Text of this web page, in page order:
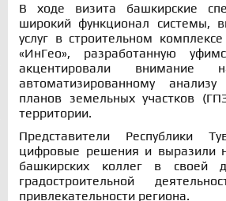
В ходе визита башкирские
широкий функционал системы,
услуг в строительном
«ИнГео», разработанную
акцентировали внимание
автоматизированному
планов земельных участков
территории.
Представители Республики
цифровые решения и выразили
башкирских коллег в своей
градостроительной
привлекательности региона.